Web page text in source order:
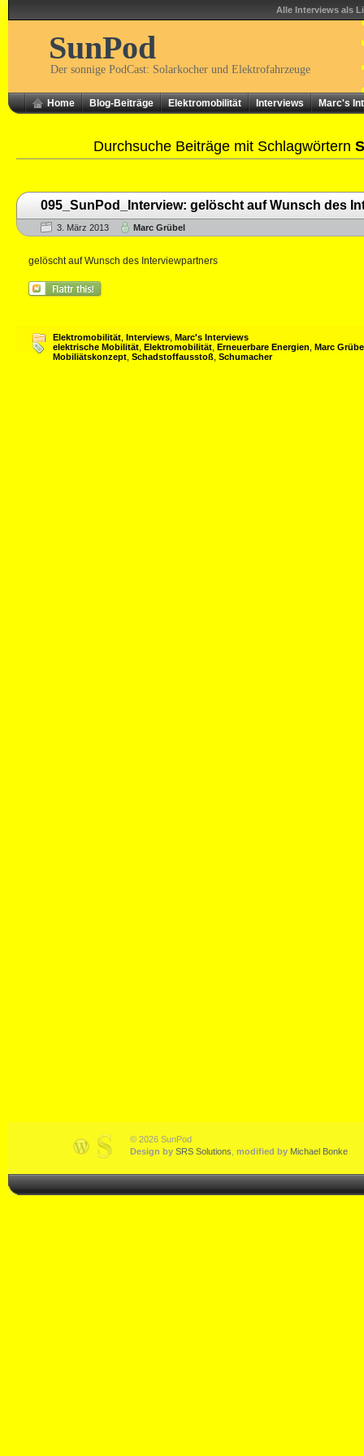
Alle Interviews als
SunPod
Der sonnige PodCast: Solarkocher und Elektrofahrzeuge
Home Blog-Beiträge Elektromobilität Interviews Marc's
Durchsuche Beiträge mit Schlagwörtern
095_SunPod_Interview: gelöscht auf Wunsch des
3. März 2013 Marc Grübel
gelöscht auf Wunsch des Interviewpartners
Elektromobilität Interviews Marc's Interviews
elektrische Mobilität Elektromobilität Erneuerbare Energien Marc
Mobiliätskonzept Schadstoffausstoß Schumacher
© 2026 SunPod
Design by SRS Solutions modified by Michael Bonke